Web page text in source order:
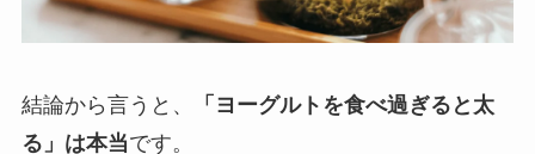
結論から言うと、
「ヨーグルトを食べ過ぎると太
る」は本当です。